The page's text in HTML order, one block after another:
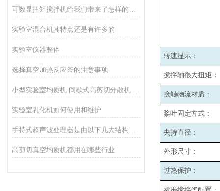
实验室混合机其特点还是有许多的
实验室仪器整体
选择真空加热反应釜的注意事项
实验室乳化机如何使用和维护
高剪切真空均质机都用在哪些行业
转速显示：
搅拌轴很大扭矩：
接触物流材质：
桨叶固定方式：
夹持直径：
外形尺寸：
过热保护：